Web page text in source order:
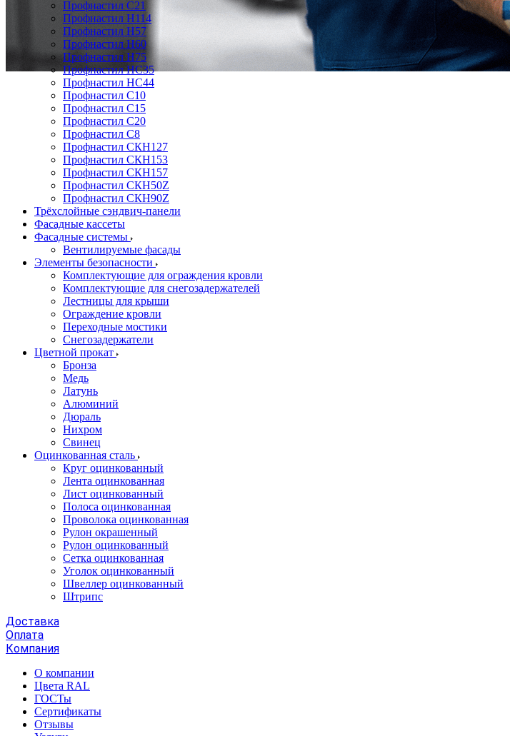
Профнастил C21
Профнастил Н114
Профнастил Н57
Профнастил Н60
Профнастил Н75
Профнастил НС35
Профнастил НС44
Профнастил С10
Профнастил С15
Профнастил С20
Профнастил С8
Профнастил СКН127
Профнастил СКН153
Профнастил СКН157
Профнастил СКН50Z
Профнастил СКН90Z
Трёхслойные сэндвич-панели
Фасадные кассеты
Фасадные системы
Вентилируемые фасады
Элементы безопасности
Комплектующие для ограждения кровли
Комплектующие для снегозадержателей
Лестницы для крыши
Ограждение кровли
Переходные мостики
Снегозадержатели
Цветной прокат
Бронза
Медь
Латунь
Алюминий
Дюраль
Нихром
Свинец
Оцинкованная сталь
Круг оцинкованный
Лента оцинкованная
Лист оцинкованный
Полоса оцинкованная
Проволока оцинкованная
Рулон окрашенный
Рулон оцинкованный
Сетка оцинкованная
Уголок оцинкованный
Швеллер оцинкованный
Штрипс
Доставка
Оплата
Компания
О компании
Цвета RAL
ГОСТы
Сертификаты
Отзывы